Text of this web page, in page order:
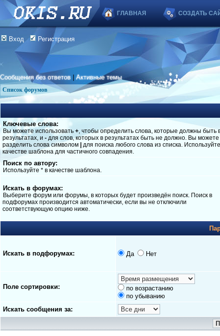
ГЛАВНАЯ СОЗДАТЬ
Вход Регистрация
Сообщения без ответов |Активные темы
Список форумов
Ключевые слова:
Вы можете использовать +, чтобы определить слова, которые должны быть
результатах, и - для слов, которых в результатах быть не должно. Вы можете
разделить слова символом
для поиска любого слова из списка.
качестве шаблона для частичного совпадения.
Поиск по автору:
Используйте * в качестве шаблона.
Искать в форумах:
Выберите форум или форумы, в которых будет произведён поиск. Поиск в
подфорумах производится автоматически, если вы не отключили
соответствующую опцию ниже.
Искать в подфорумах: Да Нет
Поле сортировки:
по возрастанию
по убыванию
Искать сообщения за: